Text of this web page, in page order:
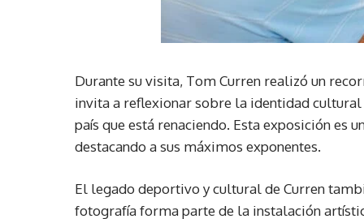
Durante su visita, Tom Curren realizó un
invita a reflexionar sobre la identidad
país que está renaciendo. Esta exposición es
destacando a sus máximos exponentes.
El legado deportivo y cultural de Curren
fotografía forma parte de la instalación